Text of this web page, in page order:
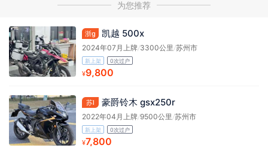
为您推荐
浙g 凯越 500x
2024年07月上牌/3300公里 /苏州市
新上架 0次过户
¥9,800
苏l 豪爵铃木 gsx250r
2022年04月上牌/9500公里 /苏州市
新上架 0次过户
¥7,800